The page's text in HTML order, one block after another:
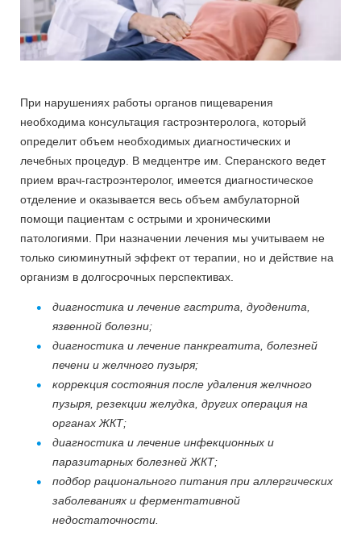
При нарушениях работы органов пищеварения
необходима консультация гастроэнтеролога, который
определит объем необходимых диагностических и
лечебных процедур. В медцентре им. Сперанского ведет
прием врач-гастроэнтеролог, имеется диагностическое
отделение и оказывается весь объем амбулаторной
помощи пациентам с острыми и хроническими
патологиями. При назначении лечения мы учитываем не
только сиюминутный эффект от терапии, но и действие на
организм в долгосрочных перспективах.
диагностика и лечение гастрита, дуоденита,
язвенной болезни;
диагностика и лечение панкреатита, болезней
печени и желчного пузыря;
коррекция состояния после удаления желчного
пузыря, резекции желудка, других операция на
органах ЖКТ;
диагностика и лечение инфекционных и
паразитарных болезней ЖКТ;
подбор рационального питания при аллергических
заболеваниях и ферментативной
недостаточности.